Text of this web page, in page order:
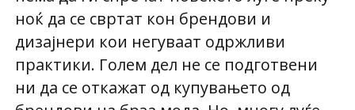
ноќ да се свртат кон брендови и
дизајнери кои негуваат одржливи
практики. Голем дел не се подготвени
ни да се откажат од купувањето од